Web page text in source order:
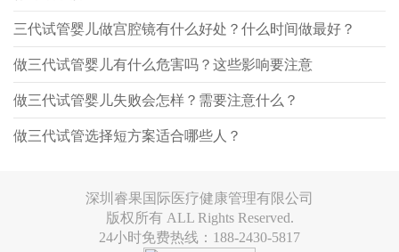
三代试管婴儿做宫腔镜有什么好处？什么时间做最好？
做三代试管婴儿有什么危害吗？这些影响要注意
做三代试管婴儿失败会怎样？需要注意什么？
做三代试管选择短方案适合哪些人？
深圳睿果国际医疗健康管理有限公司
版权所有 ALL Rights Reserved.
24小时免费热线：188-2430-5817